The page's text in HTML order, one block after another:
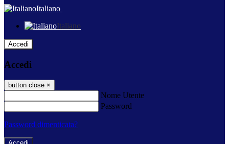
Italiano
Italiano
Accedi
Accedi
button close ×
Nome Utente
Password
Password dimenticata?